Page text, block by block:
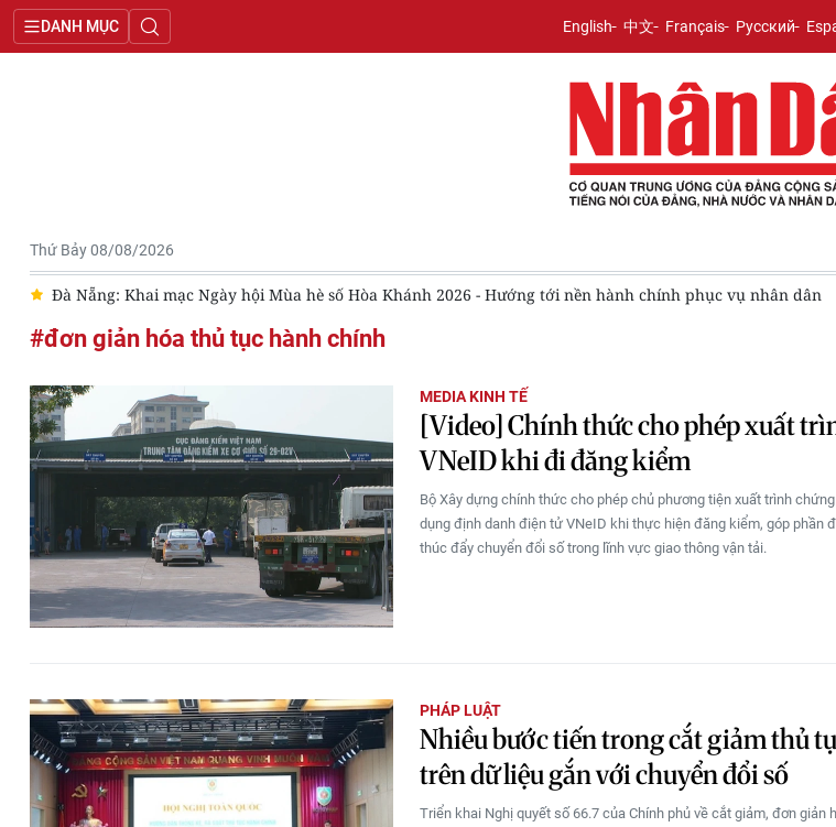
DANH MỤC English 中文 Français Русский
Thứ Bảy 08/08/2026
Đà Nẵng: Khai mạc Ngày hội Mùa hè số Hòa Khánh 2026 - Hướng tới nền hành chính phục vụ nhân dân
#đơn giản hóa thủ tục hành chính
MEDIA KINH TẾ
[Video] Chính thức cho phép xuất
VNeID khi đi đăng kiểm
Bộ Xây dựng chính thức cho phép chủ phương tiện xuất trình
dụng định danh điện tử VNeID khi thực hiện đăng kiểm, góp phần
thúc đẩy chuyển đổi số trong lĩnh vực giao thông vận tải.
PHÁP LUẬT
Nhiều bước tiến trong cắt giảm thủ
trên dữ liệu gắn với chuyển đổi số
Triển khai Nghị quyết số 66.7 của Chính phủ về cắt giảm, đơn giản